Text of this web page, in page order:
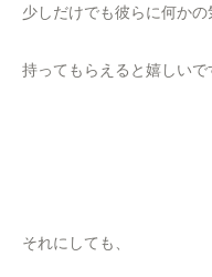
少しだけでも彼らに何かの
持ってもらえると嬉しいで
それにしても、